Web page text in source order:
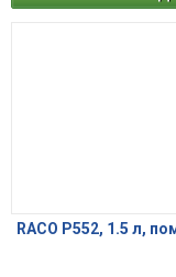
RACO P552, 1.5 л,